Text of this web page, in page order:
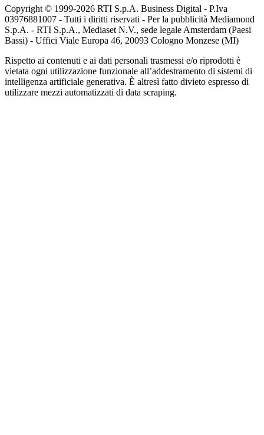
Copyright © 1999-2026 RTI S.p.A. Business Digital - P.Iva
03976881007 - Tutti i diritti riservati - Per la pubblicità Mediamond
S.p.A. - RTI S.p.A., Mediaset N.V., sede legale Amsterdam (Paesi
Bassi) - Uffici Viale Europa 46, 20093 Cologno Monzese (MI)
Rispetto ai contenuti e ai dati personali trasmessi e/o riprodotti è
vietata ogni utilizzazione funzionale all’addestramento di sistemi di
intelligenza artificiale generativa. È altresì fatto divieto espresso di
utilizzare mezzi automatizzati di data scraping.